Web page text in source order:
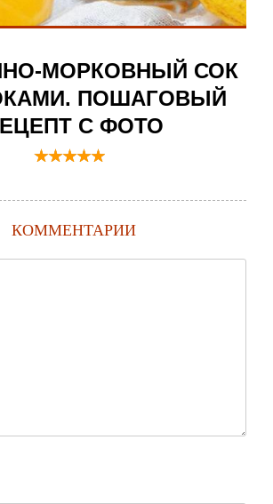
МОРКОВНЫЙ СОК
ПОШАГОВЫЙ
С ФОТО
КОММЕНТАРИИ